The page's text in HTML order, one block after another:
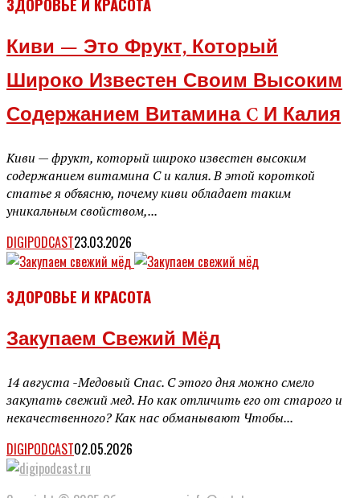
Киви — Это Фрукт, Который
Широко Известен Своим Высоким
Содержанием Витамина C И Калия
Киви — фрукт, который широко известен высоким
содержанием витамина С и калия. В этой короткой
статье я объясню, почему киви обладает таким
уникальным свойством,...
DIGIPODCAST23.03.2026
ЗДОРОВЬЕ И КРАСОТА
Закупаем Свежий Мёд
14 августа -Медовый Спас. С этого дня можно смело
закупать свежий мед. Но как отличить его от старого и
некачественного? Как нас обманывают Чтобы...
DIGIPODCAST02.05.2026